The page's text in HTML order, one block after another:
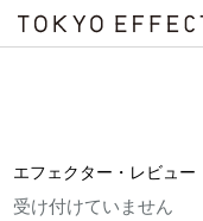
エフェクター・レビュー
受け付けていません